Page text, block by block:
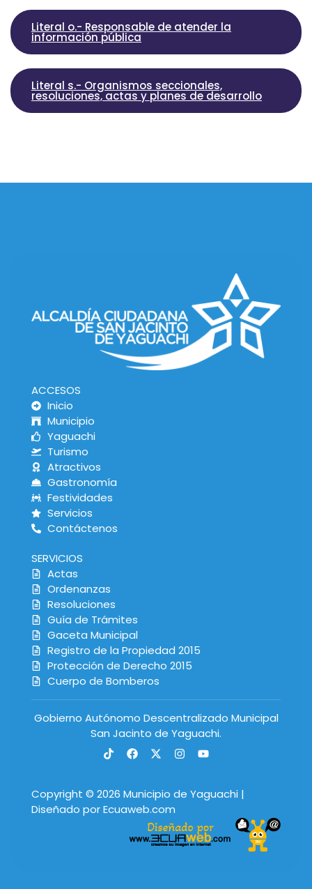
Literal o.- Responsable de atender la
información pública
Literal s.- Organismos seccionales,
resoluciones, actas y planes de desarrollo
ACCESOS
Inicio
Municipio
Yaguachi
Turismo
Atractivos
Gastronomía
Festividades
Servicios
Contáctenos
SERVICIOS
Actas
Ordenanzas
Resoluciones
Guía de Trámites
Gaceta Municipal
Registro de la Propiedad 2015
Protección de Derecho 2015
Cuerpo de Bomberos
Gobierno Autónomo Descentralizado Municipal
San Jacinto de Yaguachi.
Copyright © 2026 Municipio de Yaguachi |
Diseñado por Ecuaweb.com